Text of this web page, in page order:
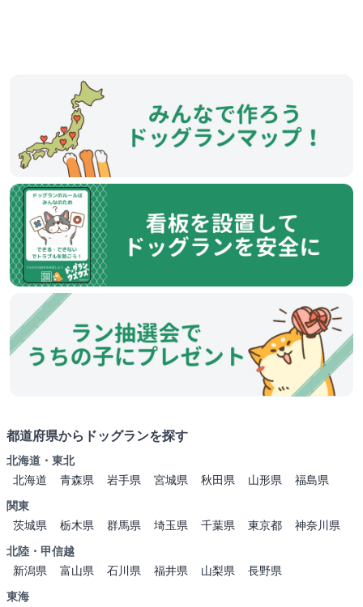
都道府県からドッグランを探す
北海道・東北
北海道
青森県 岩手県 宮城県 秋田県 山形県
福島県
関東
茨城県
栃木県 群馬県 埼玉県 千葉県 東京都
神奈川県
北陸・甲信越
新潟県
富山県 石川県 福井県 山梨県
長野県
東海